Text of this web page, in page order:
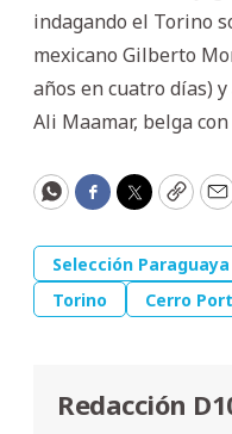
indagando el Torino
mexicano Gilberto
años en cuatro días)
Ali Maamar, belga
WhatsApp
Facebook
Twitter
Copy
Selección Paraguaya
Torino
Cerro
Redacción